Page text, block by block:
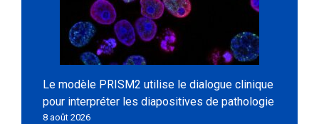
Le modèle PRISM2 utilise le dialogue clinique
pour interpréter les diapositives de pathologie
8 août 2026